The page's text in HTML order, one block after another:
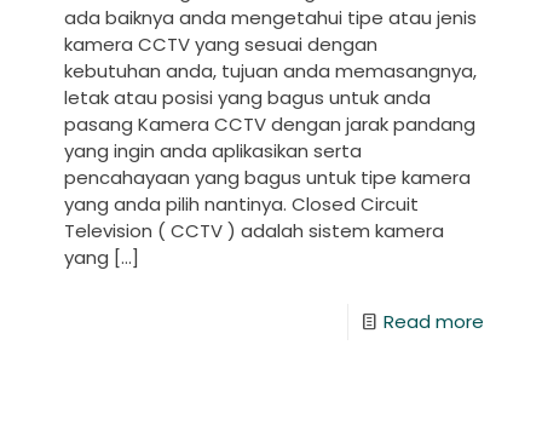
ada baiknya anda mengetahui tipe atau jenis
kamera CCTV yang sesuai dengan
kebutuhan anda, tujuan anda memasangnya,
letak atau posisi yang bagus untuk anda
pasang Kamera CCTV dengan jarak pandang
yang ingin anda aplikasikan serta
pencahayaan yang bagus untuk tipe kamera
yang anda pilih nantinya. Closed Circuit
Television ( CCTV ) adalah sistem kamera
yang […]
Read more